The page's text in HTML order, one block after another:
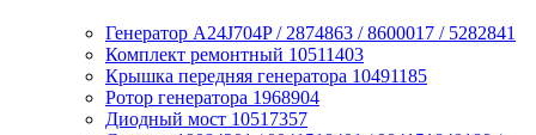
Генератор A24J704P / 2874863 / 8600017 / 5282841
Комплект ремонтный 10511403
Крышка передняя генератора 10491185
Ротор генератора 1968904
Диодный мост 10517357